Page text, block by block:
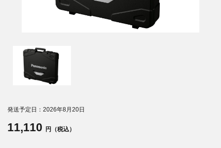
発送予定日：2026年8月20日
11,110 円（税込）